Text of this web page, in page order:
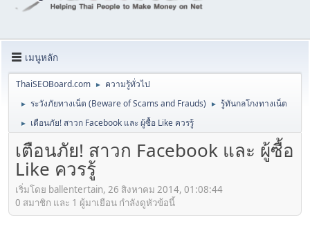
เมนูหลัก
ThaiSEOBoard.com ► ความรู้ทั่วไป
► ระวังภัยทางเน็ต (Beware of Scams and Frauds) ► รู้ทันกลโกงทางเน็ต
► เตือนภัย! สาวก Facebook และ ผู้ซื้อ Like ควรรู้
เตือนภัย! สาวก Facebook และ ผู้ซื้อ
Like ควรรู้
เริ่มโดย ballentertain, 26 สิงหาคม 2014, 01:08:44
0 สมาชิก และ 1 ผู้มาเยือน กำลังดูหัวข้อนี้